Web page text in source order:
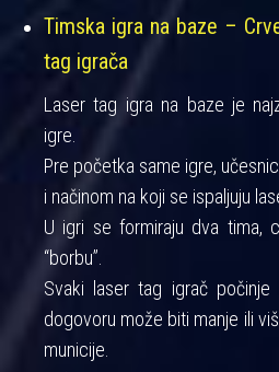
Timska igra na baze –
tag igrača
Laser tag igra na baze je
igre.
Pre početka same igre,
i načinom na koji se ispaljuju
U igri se formiraju dva tima,
“borbu”.
Svaki laser tag igrač
dogovoru može biti manje ili
municije.